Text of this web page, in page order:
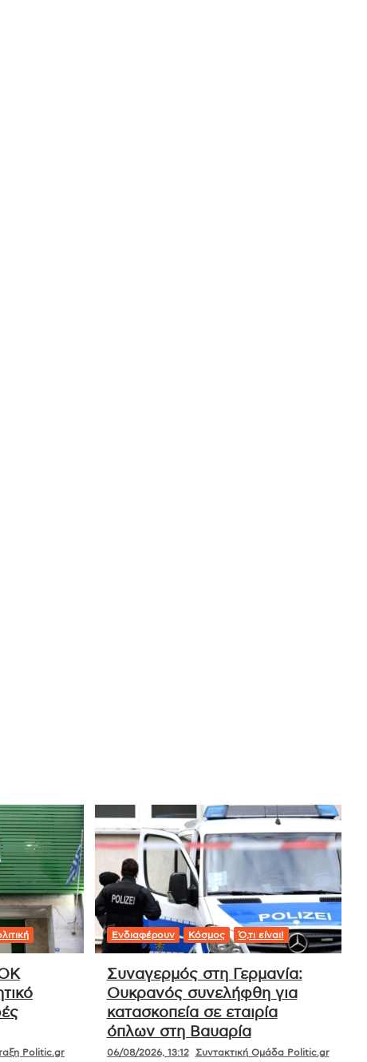
Politic.gr
Ενδιαφέρουν Κόσμος Ό,τι είναι!
Συναγερμός στη Γερμανία:
Ουκρανός συνελήφθη για
κατασκοπεία σε εταιρία
όπλων στη Βαυαρία
06/08/2026, 13:12 Συντακτική Ομάδα Politic.gr